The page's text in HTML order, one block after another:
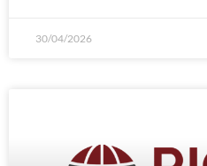
30/04/2026